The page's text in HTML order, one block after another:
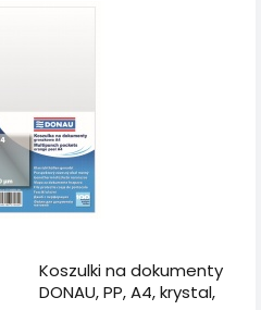
Koszulki na dokumenty
DONAU, PP, A4, krystal,